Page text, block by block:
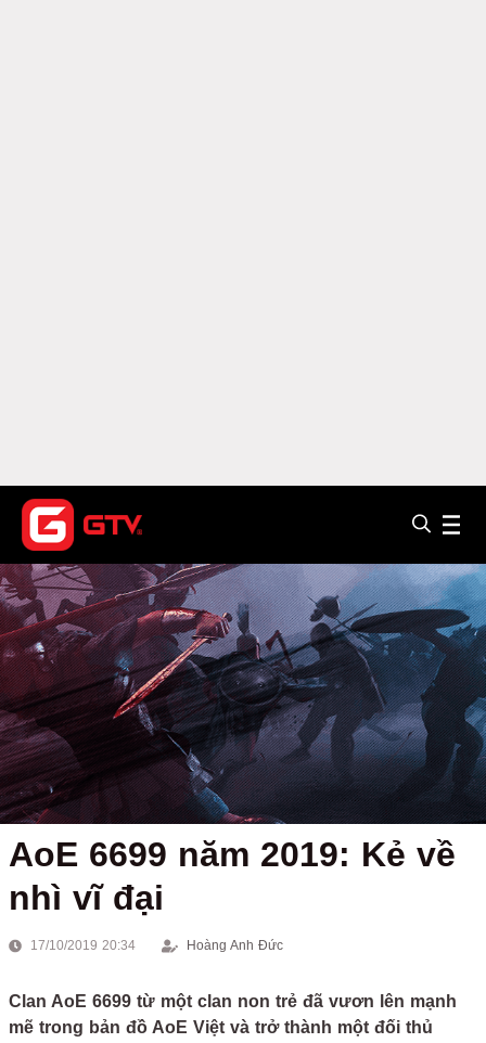
AoE 6699 năm 2019: Kẻ về
nhì vĩ đại
17/10/2019 20:34 Hoàng Anh Đức
Clan AoE 6699 từ một clan non trẻ đã vươn lên mạnh
mẽ trong bản đồ AoE Việt và trở thành một đối thủ